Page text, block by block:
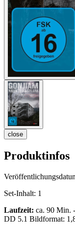
close
Produktinfos
Set-Inhalt: 1
Laufzeit: ca. 90 Min.
DD 5.1 Bildformat: